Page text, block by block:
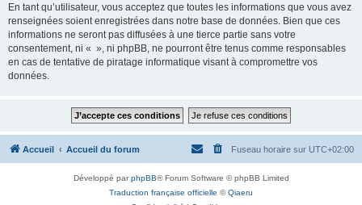
En tant qu’utilisateur, vous acceptez que toutes les informations que vous avez
renseignées soient enregistrées dans notre base de données. Bien que ces
informations ne seront pas diffusées à une tierce partie sans votre
consentement, ni « », ni phpBB, ne pourront être tenus comme responsables
en cas de tentative de piratage informatique visant à compromettre vos
données.
Accueil Accueil du forum Fuseau horaire sur UTC+02:00
Développé parphpBB® Forum Software © phpBB Limited
Traduction française officielle ©Qiaeru